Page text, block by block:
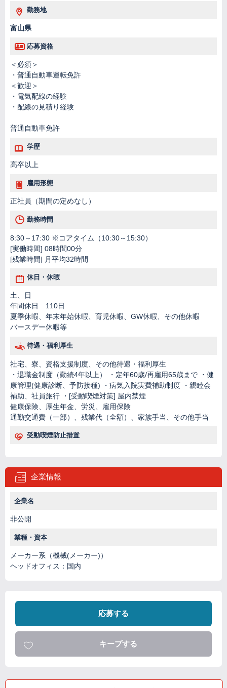
勤務地
富山県
応募資格
＜必須＞
・普通自動車運転免許
＜歓迎＞
・電気配線の経験
・配線の見積り経験
普通自動車免許
学歴
高卒以上
雇用形態
正社員（期間の定めなし）
勤務時間
8:30～17:30 ※コアタイム（10:30～15:30）
[実働時間] 08時間00分
[残業時間] 月平均32時間
休日・休暇
土、日
年間休日 110日
夏季休暇、年末年始休暇、育児休暇、GW休暇、その他休暇
バースデー休暇等
待遇・福利厚生
社宅、寮、資格支援制度、その他待遇・福利厚生
・退職金制度（勤続4年以上） ・定年60歳/再雇用65歳まで ・健
康管理(健康診断、予防接種) ・病気入院実費補助制度 ・親睦会
補助、社員旅行 ・[受動喫煙対策] 屋内禁煙
健康保険、厚生年金、労災、雇用保険
通勤交通費（一部）、残業代（全額）、家族手当、その他手当
受動喫煙防止措置
企業情報
企業名
非公開
業種・資本
メーカー系（機械(メーカー)）
ヘッドオフィス：国内
応募する
キープする